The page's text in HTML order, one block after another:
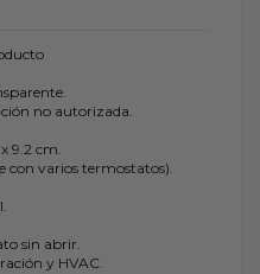
no autorizada.
9.2 cm.
con varios termostatos).
sin abrir.
y HVAC.